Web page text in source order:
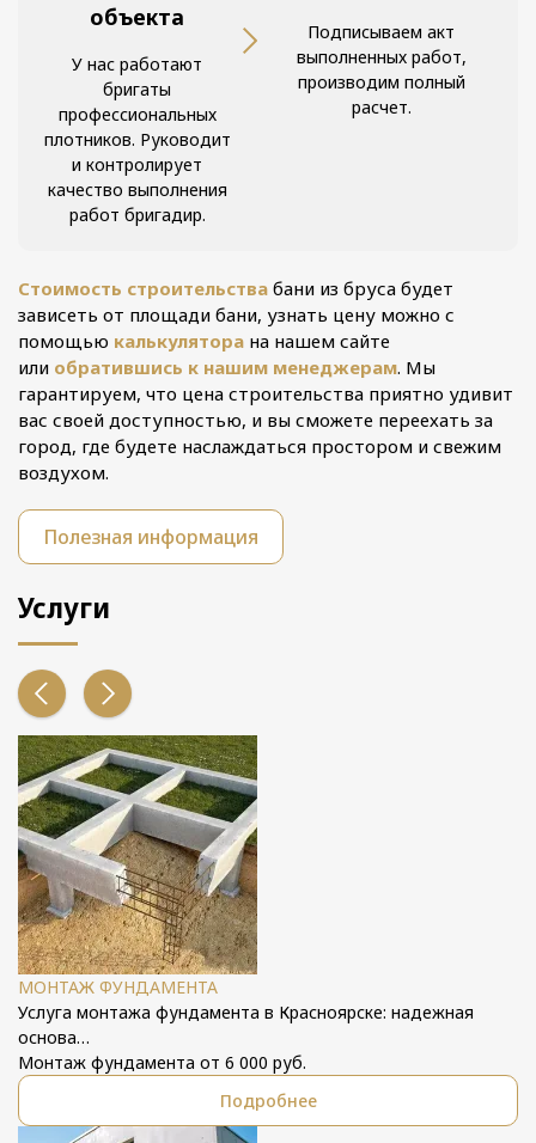
объекта
У нас работают
бригаты
профессиональных
плотников. Руководит
и контролирует
качество выполнения
работ бригадир.
Подписываем акт
выполненных работ,
производим полный
расчет.
Стоимость строительства бани из бруса будет
зависеть от площади бани, узнать цену можно с
помощью калькулятора на нашем сайте
или обратившись к нашим менеджерам. Мы
гарантируем, что цена строительства приятно удивит
вас своей доступностью, и вы сможете переехать за
город, где будете наслаждаться простором и свежим
воздухом.
Полезная информация
Услуги
МОНТАЖ ФУНДАМЕНТА
Услуга монтажа фундамента в Красноярске: надежная
основа…
Монтаж фундамента от 6 000 руб.
Подробнее